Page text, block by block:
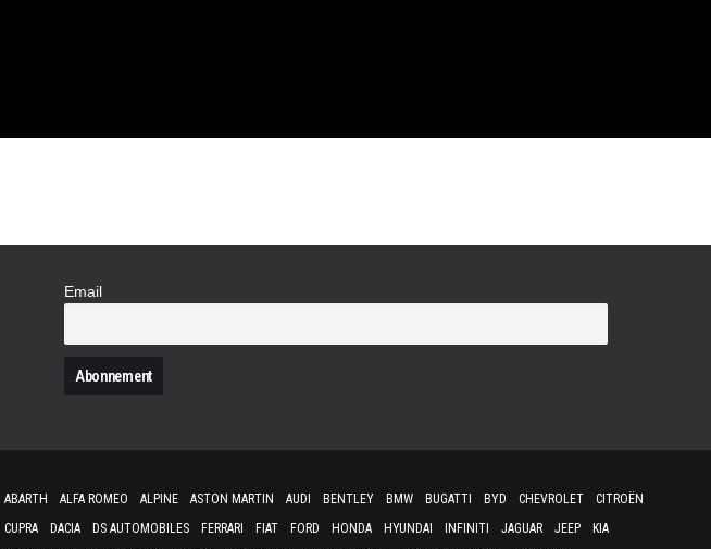
Email
ABARTH ALFA ROMEO ALPINE ASTON MARTIN AUDI BENTLEY BMW BUGATTI BYD CHEVROLET
CITROËN
CUPRA
DACIA DS AUTOMOBILES FERRARI FIAT FORD HONDA HYUNDAI INFINITI JAGUAR JEEP
KIA